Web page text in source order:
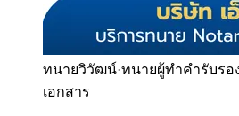
ทนายวิวัฒน์·ทนายผู้ทำคำรับรอ
เอกสาร